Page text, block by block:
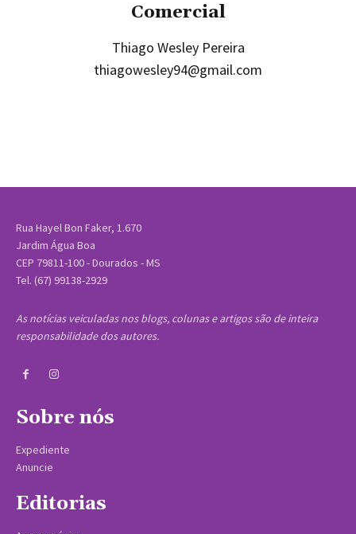
Comercial
Thiago Wesley Pereira
thiagowesley94@gmail.com
Rua Hayel Bon Faker, 1.670
Jardim Água Boa
CEP 79811-100 - Dourados - MS
Tel. (67) 99138-2929
As notícias veiculadas nos blogs, colunas e artigos são de inteira
responsabilidade dos autores.
Sobre nós
Expediente
Anuncie
Editorias